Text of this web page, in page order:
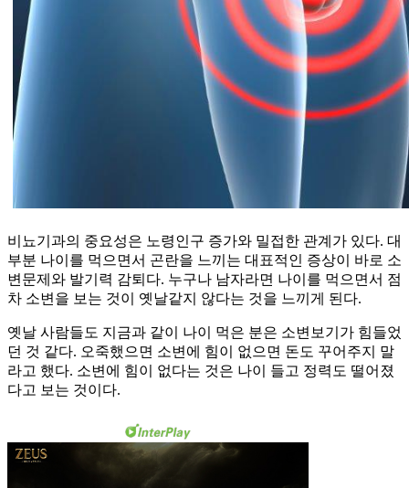
비뇨기과의 중요성은 노령인구 증가와 밀접한 관계가 있다. 대
부분 나이를 먹으면서 곤란을 느끼는 대표적인 증상이 바로 소
변문제와 발기력 감퇴다. 누구나 남자라면 나이를 먹으면서 점
차 소변을 보는 것이 옛날같지 않다는 것을 느끼게 된다.
옛날 사람들도 지금과 같이 나이 먹은 분은 소변보기가 힘들었
던 것 같다. 오죽했으면 소변에 힘이 없으면 돈도 꾸어주지 말
라고 했다. 소변에 힘이 없다는 것은 나이 들고 정력도 떨어졌
다고 보는 것이다.